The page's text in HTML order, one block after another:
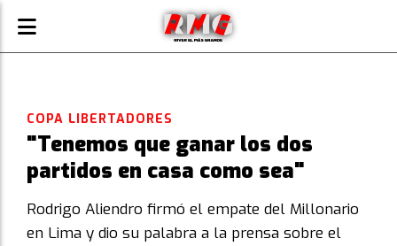
"Tenemos que ganar los dos
partidos en casa como sea"
Rodrigo Aliendro firmó el empate del Millonario
en Lima y dio su palabra a la prensa sobre el
COPA LIBERTADORES